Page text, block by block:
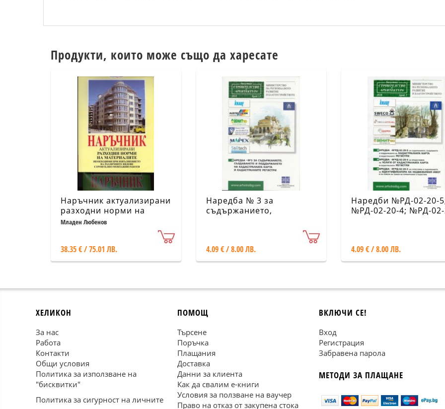
Продукти, които може също да харесате
Наръчник актуализирани
разходни норми на
материалите Т.1-2/
Младен Любенов
38.35 € / 75.01 ЛВ.
Наредба № 3 за
съдържанието,
кадастралните регистри
4.09 € / 8.00 ЛВ.
Наредби №РД-02-20-
№РД-02-20-4; №РД-02-
4.09 € / 8.00 ЛВ.
ХЕЛИКОН
За нас
Работа
Контакти
Общи условия
Политика за използване на
"бисквитки"
Политика за сигурност на личните
ПОМОЩ
Търсене
Поръчка
Плащания
Доставка
Данни за клиента
Как да свалим е-книги
Условия за ползване на ваучер
Право на отказ от закупена стока
ВКЛЮЧИ СЕ!
Вход
Регистрация
Забравена парола
МЕТОДИ ЗА ПЛАЩАНЕ